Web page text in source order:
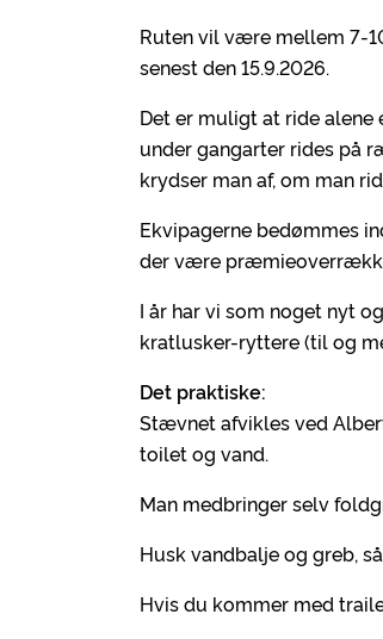
Ruten vil være mellem 7-
senest den 15.9.2026.
Det er muligt at ride alene
under gangarter rides på
krydser man af, om man
Ekvipagerne bedømmes
der være
I år har vi som noget nyt
kratlusker-ryttere (til og
Det praktiske:
Stævnet afvikles ved
toilet og vand.
Man medbringer selv
Husk vandbalje og greb,
Hvis du kommer med